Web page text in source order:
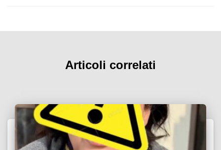
Articoli correlati